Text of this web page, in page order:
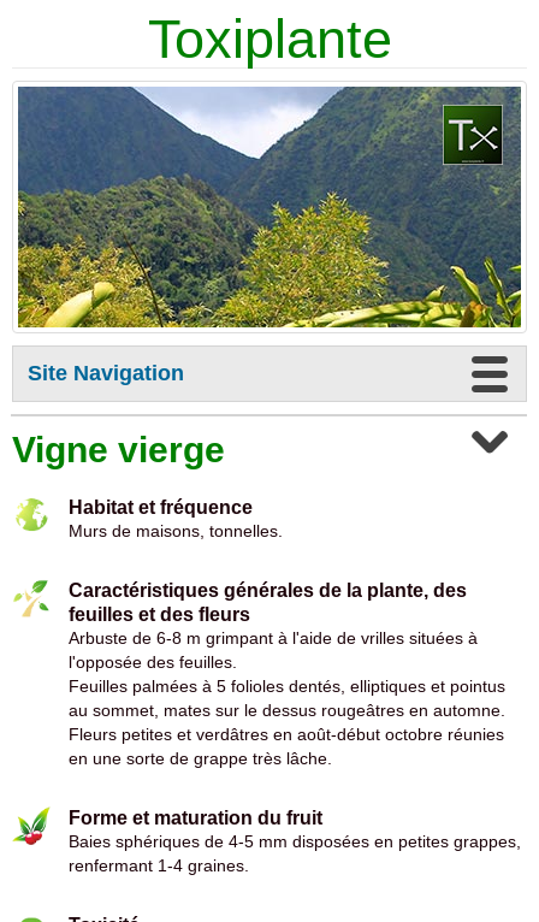
Toxiplante
Site Navigation
Vigne vierge
Habitat et fréquence
Murs de maisons, tonnelles.
Caractéristiques générales de la plante, des
feuilles et des fleurs
Arbuste de 6-8 m grimpant à l'aide de vrilles situées à
l'opposée des feuilles.
Feuilles palmées à 5 folioles dentés, elliptiques et pointus
au sommet, mates sur le dessus rougeâtres en automne.
Fleurs petites et verdâtres en août-début octobre réunies
en une sorte de grappe très lâche.
Forme et maturation du fruit
Baies sphériques de 4-5 mm disposées en petites grappes,
renfermant 1-4 graines.